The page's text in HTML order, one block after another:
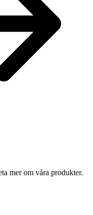
mer om våra produkter.